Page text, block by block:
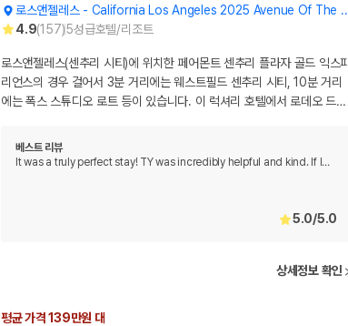
로스앤젤레스- California Los Angeles 2025 Avenue Of The Stars
4.9(157)5성급호텔/리조트
로스앤젤레스(센추리 시티)에 위치한 페어몬트 센추리 플라자 골드 익스피
리언스의 경우 걸어서 3분 거리에는 웨스트필드 센추리 시티, 10분 거리
에는 폭스 스튜디오 로트 등이 있습니다. 이 럭셔리 호텔에서 로데오 드…
베스트 리뷰
It was a truly perfect stay! TY was incredibly helpful and kind. If I …
5.0/5.0
상세정보 확인
평균 가격 139만원 대